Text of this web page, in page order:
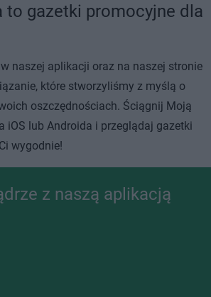
to gazetki promocyjne dla
naszej aplikacji oraz na naszej stronie
które stworzyliśmy z myślą o
oszczędnościach. Ściągnij Moją
iOS lub Androida i przeglądaj gazetki
wygodnie!
z naszą aplikacją